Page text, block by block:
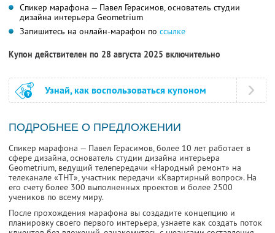
Спикер марафона — Павел Герасимов, основатель студии
дизайна интерьера Geometrium
Запишитесь на онлайн-марафон по ссылке
Купон действителен по 28 августа 2025 включительно
Узнай, как воспользоваться купоном
ПОДРОБНЕЕ О ПРЕДЛОЖЕНИИ
Спикер марафона — Павел Герасимов, более 10 лет работает в
сфере дизайна, основатель студии дизайна интерьера
Geometrium, ведущий телепередачи «Народный ремонт» на
телеканале «ТНТ», участник передачи «Квартирный вопрос». На
его счету более 300 выполненных проектов и более 2500
учеников по всему миру.
После прохождения марафона вы создадите концепцию и
планировку своего первого интерьера, узнаете как создать поток